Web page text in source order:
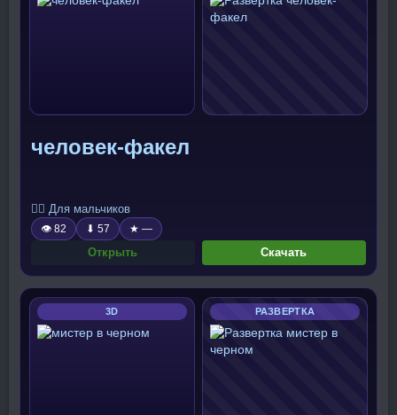
человек-факел
🧍‍♂️ Для мальчиков
👁 82 ⬇ 57 ★ —
Открыть Скачать
3D РАЗВЕРТКА